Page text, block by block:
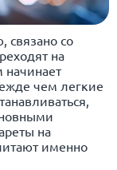
связано со
на
начинает
чем легкие
на
именно